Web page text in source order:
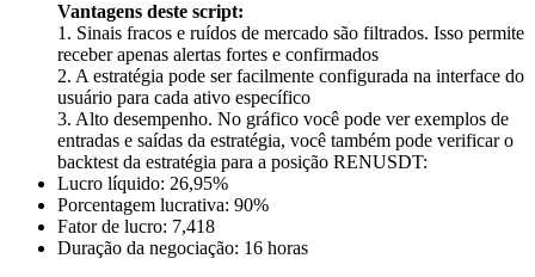
Vantagens deste script:
1. Sinais fracos e ruídos de mercado são filtrados. Isso permite
receber apenas alertas fortes e confirmados
2. A estratégia pode ser facilmente configurada na interface do
usuário para cada ativo específico
3. Alto desempenho. No gráfico você pode ver exemplos de
entradas e saídas da estratégia, você também pode verificar o
backtest da estratégia para a posição RENUSDT:
Lucro líquido: 26,95%
Porcentagem lucrativa: 90%
Fator de lucro: 7,418
Duração da negociação: 16 horas